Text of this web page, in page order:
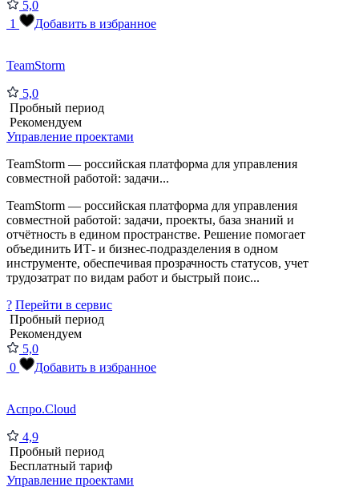
5,0
1
Добавить в избранное
TeamStorm
5,0
Пробный период
Рекомендуем
Управление проектами
TeamStorm — российская платформа для управления
совместной работой: задачи...
TeamStorm — российская платформа для управления
совместной работой: задачи, проекты, база знаний и
отчётность в едином пространстве. Решение помогает
объединить ИТ- и бизнес-подразделения в одном
инструменте, обеспечивая прозрачность статусов, учет
трудозатрат по видам работ и быстрый поис...
? Перейти в сервис
Пробный период
Рекомендуем
5,0
0
Добавить в избранное
Аспро.Cloud
4,9
Пробный период
Бесплатный тариф
Управление проектами